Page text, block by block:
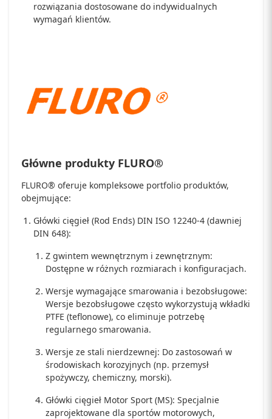
rozwiązania dostosowane do indywidualnych
wymagań klientów.
Główne produkty FLURO®
FLURO® oferuje kompleksowe portfolio produktów,
obejmujące:
Główki cięgieł (Rod Ends) DIN ISO 12240-4 (dawniej
DIN 648):
Z gwintem wewnętrznym i zewnętrznym:
Dostępne w różnych rozmiarach i konfiguracjach.
Wersje wymagające smarowania i bezobsługowe:
Wersje bezobsługowe często wykorzystują wkładki
PTFE (teflonowe), co eliminuje potrzebę
regularnego smarowania.
Wersje ze stali nierdzewnej: Do zastosowań w
środowiskach korozyjnych (np. przemysł
spożywczy, chemiczny, morski).
Główki cięgieł Motor Sport (MS): Specjalnie
zaprojektowane dla sportów motorowych,